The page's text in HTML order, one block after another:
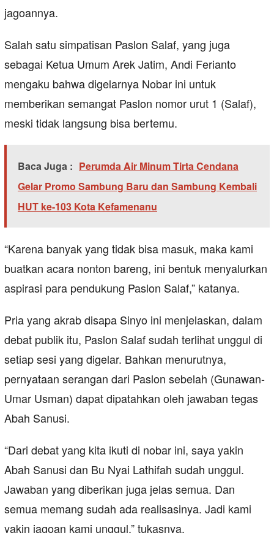
jagoannya.
Salah satu simpatisan Paslon Salaf, yang juga
sebagai Ketua Umum Arek Jatim, Andi Ferianto
mengaku bahwa digelarnya Nobar ini untuk
memberikan semangat Paslon nomor urut 1 (Salaf),
meski tidak langsung bisa bertemu.
Baca Juga : Perumda Air Minum Tirta Cendana
Gelar Promo Sambung Baru dan Sambung Kembali
HUT ke-103 Kota Kefamenanu
“Karena banyak yang tidak bisa masuk, maka kami
buatkan acara nonton bareng, ini bentuk menyalurkan
aspirasi para pendukung Paslon Salaf,” katanya.
Pria yang akrab disapa Sinyo ini menjelaskan, dalam
debat publik itu, Paslon Salaf sudah terlihat unggul di
setiap sesi yang digelar. Bahkan menurutnya,
pernyataan serangan dari Paslon sebelah (Gunawan-
Umar Usman) dapat dipatahkan oleh jawaban tegas
Abah Sanusi.
“Dari debat yang kita ikuti di nobar ini, saya yakin
Abah Sanusi dan Bu Nyai Lathifah sudah unggul.
Jawaban yang diberikan juga jelas semua. Dan
semua memang sudah ada realisasinya. Jadi kami
yakin jagoan kami unggul,” tukasnya.